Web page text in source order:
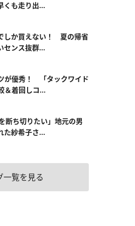
も走り出...
しか買えない！ 夏の帰省
センス抜群...
が優秀！ 「タックワイド
＆着回しコ...
断ち切りたい」地元の男
た紗希子さ...
一覧を見る